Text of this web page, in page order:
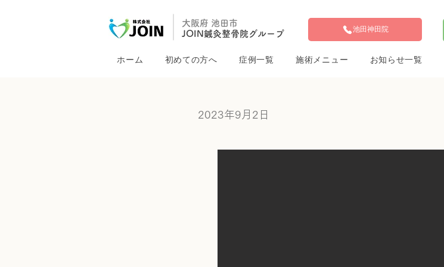
大阪府 池田市
JOIN鍼灸整骨院グループ
池田神田院
ホーム 初めての方へ 症例一覧 施術メニュー お知らせ一覧
2023年9月2日